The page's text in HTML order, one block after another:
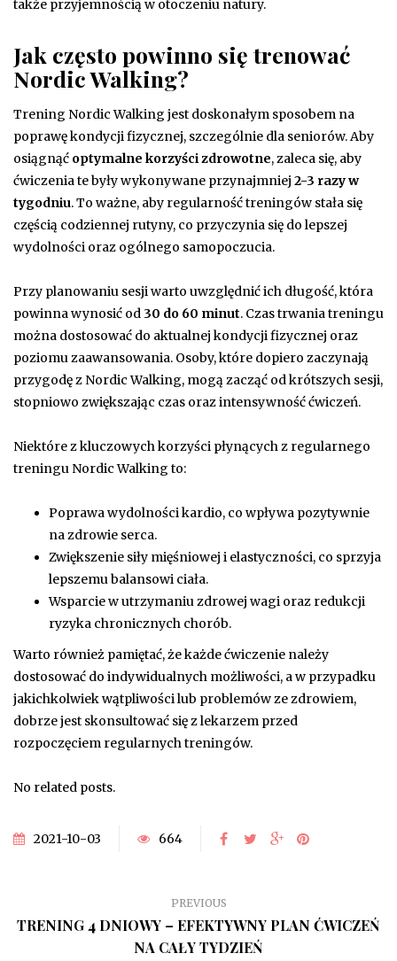
także przyjemnością w otoczeniu natury.
Jak często powinno się trenować
Nordic Walking?
Trening Nordic Walking jest doskonałym sposobem na
poprawę kondycji fizycznej, szczególnie dla seniorów. Aby
osiągnąć optymalne korzyści zdrowotne, zaleca się, aby
ćwiczenia te były wykonywane przynajmniej 2-3 razy w
tygodniu. To ważne, aby regularność treningów stała się
częścią codziennej rutyny, co przyczynia się do lepszej
wydolności oraz ogólnego samopoczucia.
Przy planowaniu sesji warto uwzględnić ich długość, która
powinna wynosić od 30 do 60 minut. Czas trwania treningu
można dostosować do aktualnej kondycji fizycznej oraz
poziomu zaawansowania. Osoby, które dopiero zaczynają
przygodę z Nordic Walking, mogą zacząć od krótszych sesji,
stopniowo zwiększając czas oraz intensywność ćwiczeń.
Niektóre z kluczowych korzyści płynących z regularnego
treningu Nordic Walking to:
Poprawa wydolności kardio, co wpływa pozytywnie
na zdrowie serca.
Zwiększenie siły mięśniowej i elastyczności, co sprzyja
lepszemu balansowi ciała.
Wsparcie w utrzymaniu zdrowej wagi oraz redukcji
ryzyka chronicznych chorób.
Warto również pamiętać, że każde ćwiczenie należy
dostosować do indywidualnych możliwości, a w przypadku
jakichkolwiek wątpliwości lub problemów ze zdrowiem,
dobrze jest skonsultować się z lekarzem przed
rozpoczęciem regularnych treningów.
No related posts.
2021-10-03 664
PREVIOUS
TRENING 4 DNIOWY – EFEKTYWNY PLAN ĆWICZEŃ
NA CAŁY TYDZIEŃ